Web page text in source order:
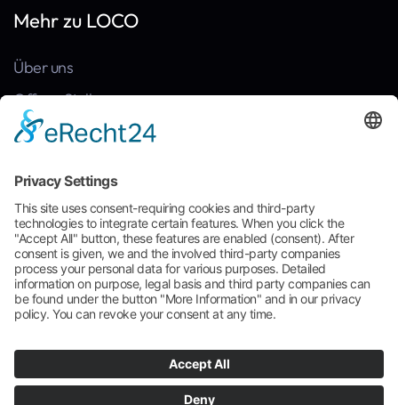
Mehr zu LOCO
Über uns
Offene Stellen
Kontakt
Referenzen
Häufige Fragen
Broschüre zum Download
AGB
Impressum